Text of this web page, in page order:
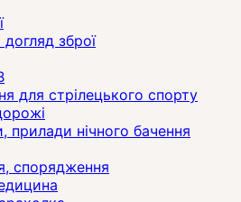
зброї
для стрілецького спорту
прилади нічного бачення
спорядження